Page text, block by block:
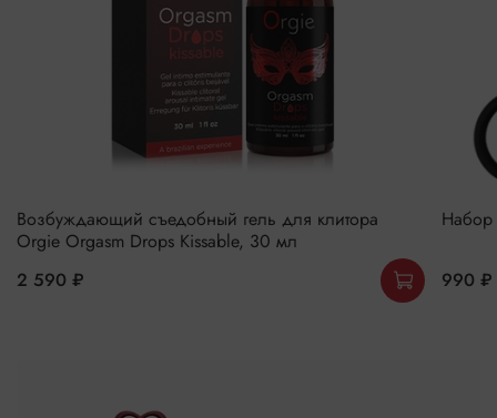
Возбуждающий съедобный гель для клитора
Orgie Orgasm Drops Kissable, 30 мл
2 590 ₽
Набор
990 ₽